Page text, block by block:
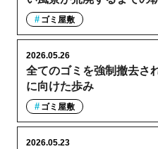
ゴミ屋敷
全てのゴミを強制撤去さ
に向けた歩み
2026.05.26
ゴミ屋敷
2026.05.23